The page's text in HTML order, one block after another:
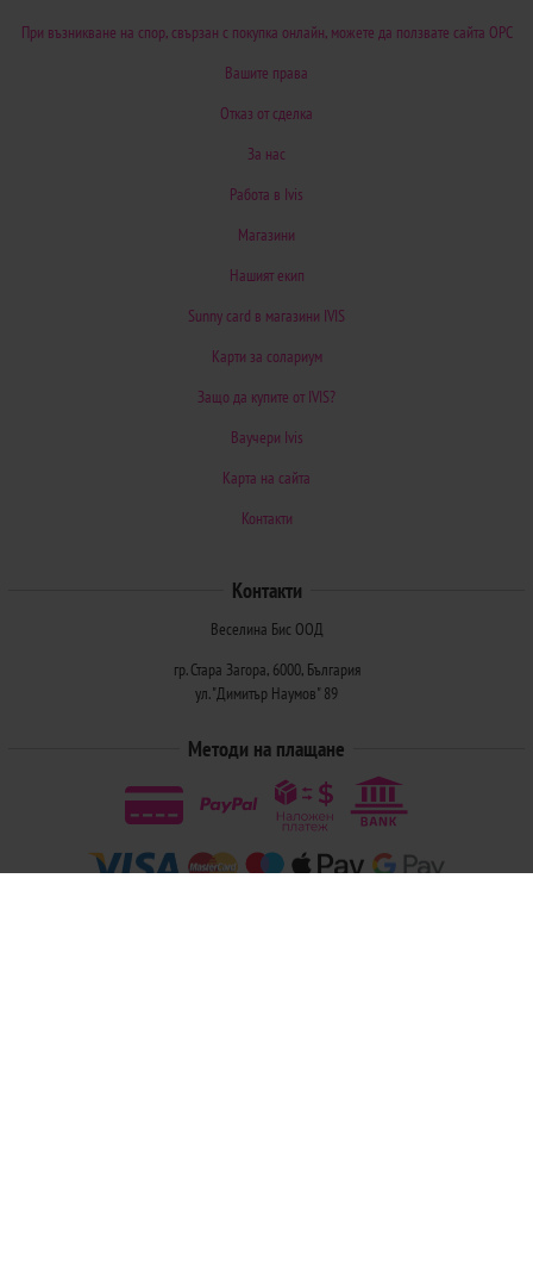
При възникване на спор, свързан с покупка онлайн, можете да ползвате сайта ОРС
Вашите права
Отказ от сделка
За нас
Работа в Ivis
Магазини
Нашият екип
Sunny card в магазини IVIS
Карти за солариум
Защо да купите от IVIS?
Ваучери Ivis
Карта на сайта
Контакти
Контакти
Веселина Бис ООД
гр. Стара Загора, 6000, България
ул. "Димитър Наумов" 89
Методи на плащане